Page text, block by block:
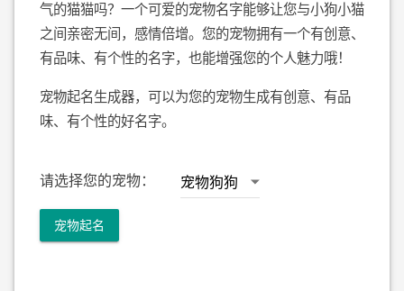
气的猫猫吗？一个可爱的宠物名字能够让您与小狗小猫
之间亲密无间，感情倍增。您的宠物拥有一个有创意、
有品味、有个性的名字，也能增强您的个人魅力哦！
宠物起名生成器，可以为您的宠物生成有创意、有品
味、有个性的好名字。
请选择您的宠物：
宠物起名